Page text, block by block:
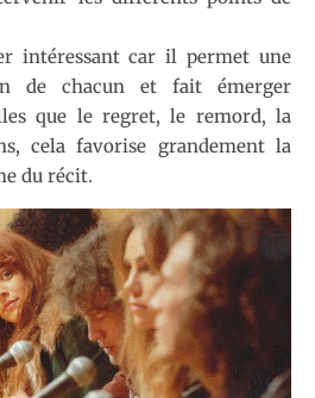
intéressant car il permet une
de chacun et fait émerger
que le regret, le remord, la
cela favorise grandement la
du récit.